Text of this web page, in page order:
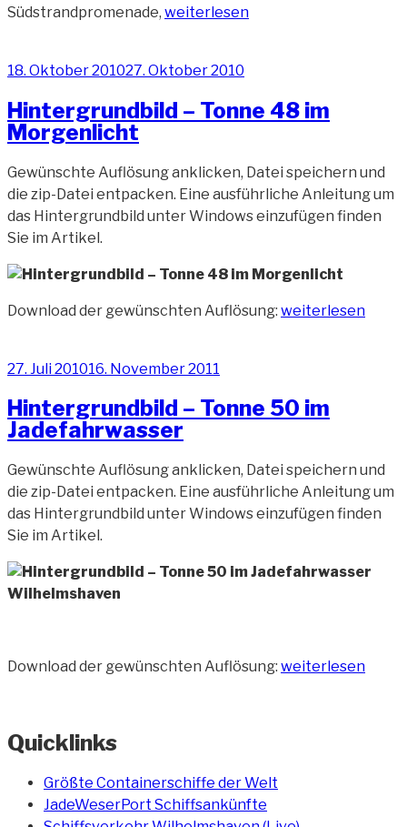
Südstrandpromenade, „Impressionen
(12)“
weiterlesen
Veröffentlicht
18. Oktober 201027. Oktober 2010
Hintergrundbild – Tonne 48 im
Morgenlicht
Gewünschte Auflösung anklicken, Datei speichern und
die zip-Datei entpacken. Eine ausführliche Anleitung um
das Hintergrundbild unter Windows einzufügen finden
Sie im Artikel.
Download der gewünschten Auflösung: „Hintergrundbild
im
Morgenlicht“
weiterlesen
Veröffentlicht
27. Juli 201016. November 2011
Hintergrundbild – Tonne 50 im
Jadefahrwasser
Gewünschte Auflösung anklicken, Datei speichern und
die zip-Datei entpacken. Eine ausführliche Anleitung um
das Hintergrundbild unter Windows einzufügen finden
Sie im Artikel.
Download der gewünschten Auflösung: „Hintergrundbild
weiterlesen
Quicklinks
Größte Containerschiffe der Welt
JadeWeserPort Schiffsankünfte